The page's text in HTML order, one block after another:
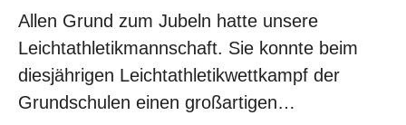
Allen Grund zum Jubeln hatte unsere
Leichtathletikmannschaft. Sie konnte beim
diesjährigen Leichtathletikwettkampf der
Grundschulen einen großartigen…